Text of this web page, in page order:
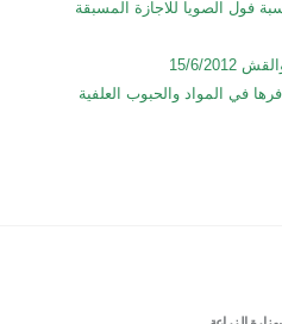
كسبة فول الصويا للاجازة المسبقة
توافرها في المواد والحبوب العلفية